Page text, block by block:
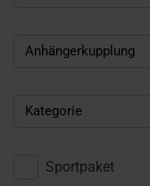
Anhängerkupplung
Kategorie
Sportpaket